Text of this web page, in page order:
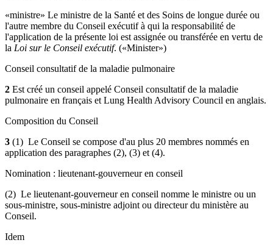
«ministre» Le ministre de la Santé et des Soins de longue durée ou
l'autre membre du Conseil exécutif à qui la responsabilité de
l'application de la présente loi est assignée ou transférée en vertu de
la Loi sur le Conseil exécutif. («Minister»)
Conseil consultatif de la maladie pulmonaire
2 Est créé un conseil appelé Conseil consultatif de la maladie
pulmonaire en français et Lung Health Advisory Council en anglais.
Composition du Conseil
3 (1) Le Conseil se compose d'au plus 20 membres nommés en
application des paragraphes (2), (3) et (4).
Nomination : lieutenant-gouverneur en conseil
(2) Le lieutenant-gouverneur en conseil nomme le ministre ou un
sous-ministre, sous-ministre adjoint ou directeur du ministère au
Conseil.
Idem